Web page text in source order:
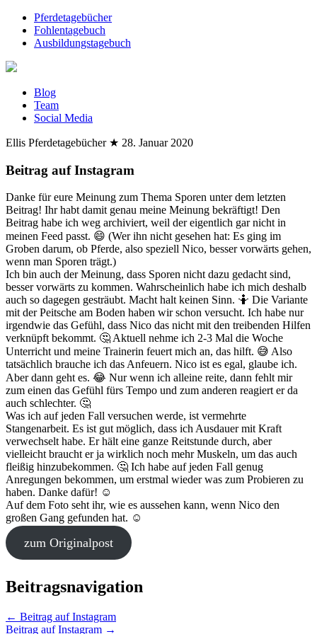
Pferdetagebücher
Fohlentagebuch
Ausbildungstagebuch
Blog
Team
Social Media
Ellis Pferdetagebücher ★ 28. Januar 2020
Beitrag auf Instagram
Danke für eure Meinung zum Thema Sporen unter dem letzten
Beitrag! Ihr habt damit genau meine Meinung bekräftigt! Den
Beitrag habe ich weg archiviert, weil der eigentlich gar nicht in
meinen Feed passt. 😄 (Wer ihn nicht gesehen hat: Es ging im
Groben darum, ob Pferde, also speziell Nico, besser vorwärts gehen,
wenn man Sporen trägt.)
Ich bin auch der Meinung, dass Sporen nicht dazu gedacht sind,
besser vorwärts zu kommen. Wahrscheinlich habe ich mich deshalb
auch so dagegen gesträubt. Macht halt keinen Sinn. 🤷 Die Variante
mit der Peitsche am Boden haben wir schon versucht. Ich habe nur
irgendwie das Gefühl, dass Nico das nicht mit den treibenden Hilfen
verknüpft bekommt. 🤔 Aktuell nehme ich 2-3 Mal die Woche
Unterricht und meine Trainerin feuert mich an, das hilft. 😅 Also
tatsächlich brauche ich das Anfeuern. Nico ist es egal, glaube ich.
Aber dann geht es. 😂 Nur wenn ich alleine reite, dann fehlt mir
zum einen das Gefühl fürs Tempo und zum anderen reagiert er da
auch schlechter. 🤔
Was ich auf jeden Fall versuchen werde, ist vermehrte
Stangenarbeit. Es ist gut möglich, dass ich Ausdauer mit Kraft
verwechselt habe. Er hält eine ganze Reitstunde durch, aber
vielleicht braucht er ja wirklich noch mehr Muskeln, um das auch
fleißig hinzubekommen. 🤔 Ich habe auf jeden Fall genug
Anregungen bekommen, um erstmal wieder was zum Probieren zu
haben. Danke dafür! ☺️
Auf dem Foto seht ihr, wie es aussehen kann, wenn Nico den
großen Gang gefunden hat. ☺️
zum Originalpost
Beitragsnavigation
← Beitrag auf Instagram
Beitrag auf Instagram →